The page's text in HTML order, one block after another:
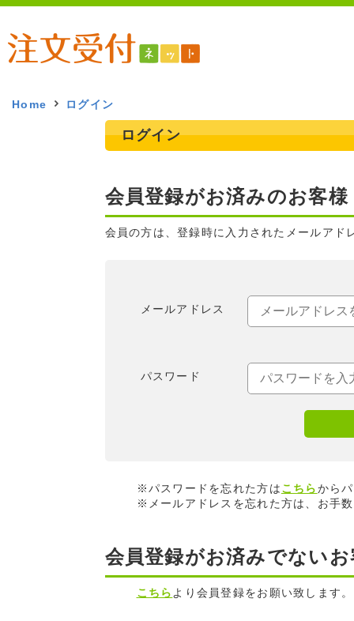
Home ログイン
ログイン
会員登録がお済みのお客様
会員の方は、登録時に入力されたメールア
メールアドレス
パスワード
※パスワードを忘れた方はこちらから
※メールアドレスを忘れた方は、お手
会員登録がお済みでないお
こちら より会員登録をお願い致します。